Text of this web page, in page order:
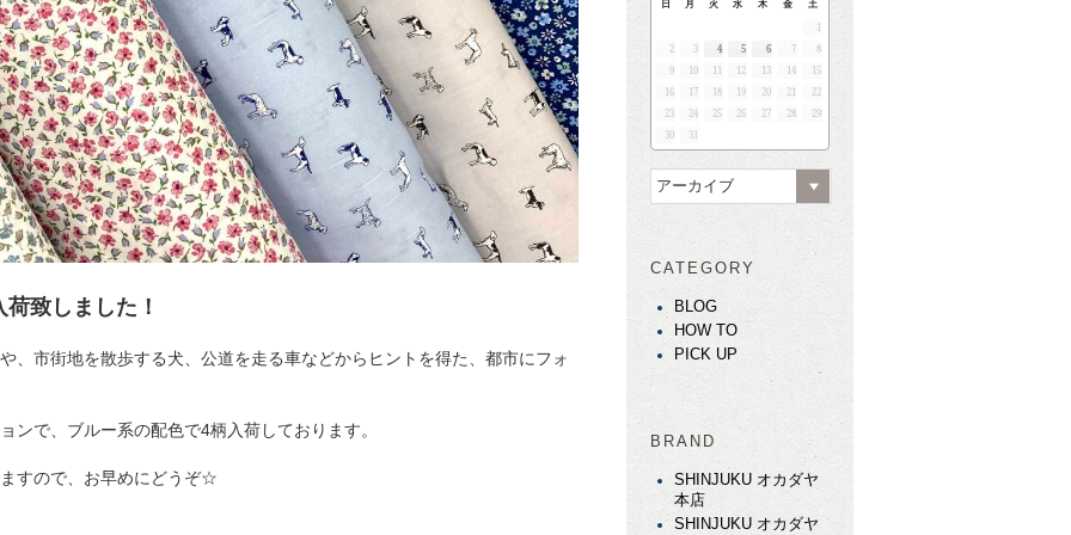
致しました！
、市街地を散歩する犬、公道を走る車などからヒントを得た、都市にフォ
ンで、ブルー系の配色で4柄入荷しております。
すので、お早めにどうぞ☆
日 月 火 水 木 金
土
2
3 4 5 6 7
8
9
10 12 13 14
15
16
17 18 19 20 21
22
23
24 25 26 27 28
29
30
31
アーカイブ
CATEGORY
BLOG
HOW TO
PICK UP
BRAND
SHINJUKU オカダヤ
本店
SHINJUKU オカダヤ